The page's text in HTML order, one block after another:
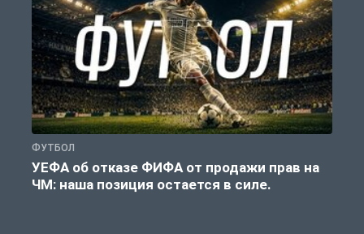
ФУТБОЛ
УЕФА об отказе ФИФА от продажи прав на
ЧМ: наша позиция остается в силе.